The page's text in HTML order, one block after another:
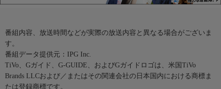
番組内容、放送時間などが実際の放送内容と異なる場合がございま
す。
番組データ提供元：IPG Inc.
TiVo、Gガイド、G-GUIDE、およびGガイドロゴは、米国TiVo
Brands LLCおよび／またはその関連会社の日本国内における商標ま
たは登録商標です。